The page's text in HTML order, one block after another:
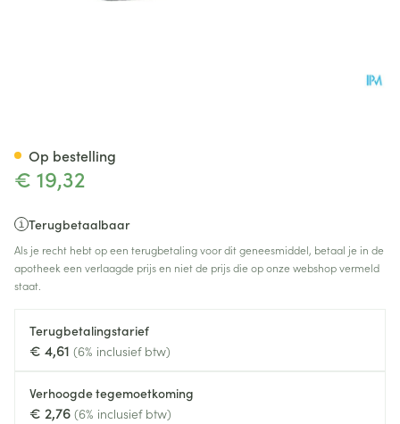
€ 19,32
Terugbetaalbaar
Als je recht hebt op een terugbetaling voor dit geneesmiddel, betaal je in de
apotheek een verlaagde prijs en niet de prijs die op onze webshop vermeld
staat.
Terugbetalingstarief
€ 4,61 (6% inclusief btw)
Verhoogde tegemoetkoming
€ 2,76 (6% inclusief btw)
Op bestelling